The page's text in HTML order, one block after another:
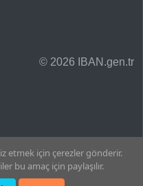
© 2026 IBAN.gen.tr
etmek için çerezler gönderir.
bu amaç için paylaşılır.